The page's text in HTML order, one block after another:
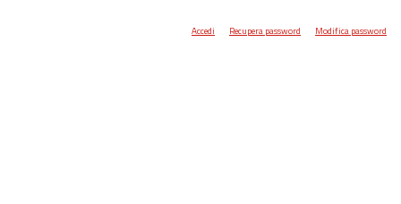
Accedi Recupera password Modifica password